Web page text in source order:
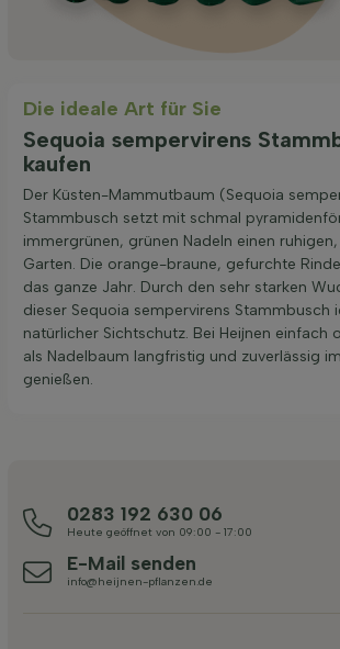
Die ideale Art für Sie
Sequoia sempervirens
kaufen
Der Küsten-Mammutbaum (Sequoia
Stammbusch setzt mit schmal
immergrünen, grünen Nadeln einen
Garten. Die orange-braune, gefurchte
das ganze Jahr. Durch den sehr starken
dieser Sequoia sempervirens Stammbusch
natürlicher Sichtschutz. Bei Heijnen einfach
als Nadelbaum langfristig und zuverlässig
genießen.
0283 192 630 06
Heute geöffnet von 09:00 - 17:00
E-Mail senden
info@heijnen-pflanzen.de